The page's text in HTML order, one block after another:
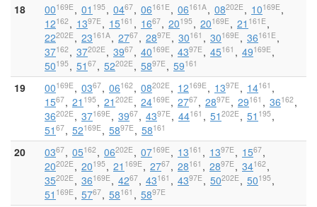
18 00169E 01 195 0467 06161E 06161A 08202E 10169E
12162 1397E 15161 1667 20195 20169E 21 161E
22202E 23161A 2767 2897E 30161 30169E 36161E
37162 37202E 3967 40169E 4397E 45161 49169E
50195 51 67 52202E 5897E 59161
19 00169E 0367 06162 08202E 12169E 1397E 14161
1567 21 195 21 202E 24169E 2767 2897E 29161 36162
36202E 37169E 3967 4397E 44161 51 202E 51 195
51 67 52169E 5897E 58161
20 0367 05162 06202E 07169E 13161 1397E 1567
20202E 20195 21 169E 2767 28161 2897E 34162
35202E 36169E 4267 43161 4397E 50202E 50195
51 169E 5767 58161 5897E